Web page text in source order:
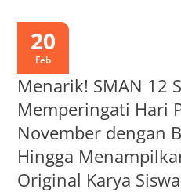
20
Feb
Menarik! SMAN 12
Memperingati Hari
November dengan
Hingga
Original Karya Siswa